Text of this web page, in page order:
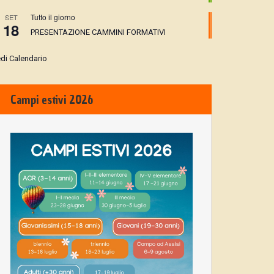
SET
18
Tutto il giorno
PRESENTAZIONE CAMMINI FORMATIVI
Calendario
Campi estivi 2026